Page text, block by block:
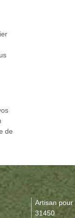
de
Artisan
31450